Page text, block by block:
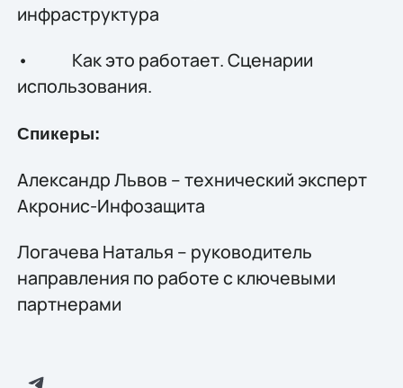
инфраструктура
• Как это работает. Сценарии
использования.
Спикеры:
Александр Львов – технический эксперт
Акронис-Инфозащита
Логачева Наталья – руководитель
направления по работе с ключевыми
партнерами